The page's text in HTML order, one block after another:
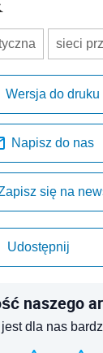
sieci
Wersja do druku
Napisz do nas
się na
Udostępnij
naszego
dla nas